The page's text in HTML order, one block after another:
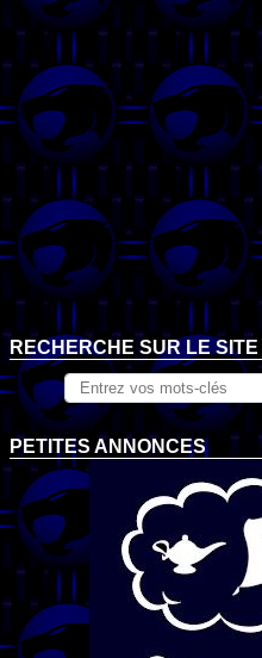
RECHERCHE SUR LE SITE
PETITES ANNONCES